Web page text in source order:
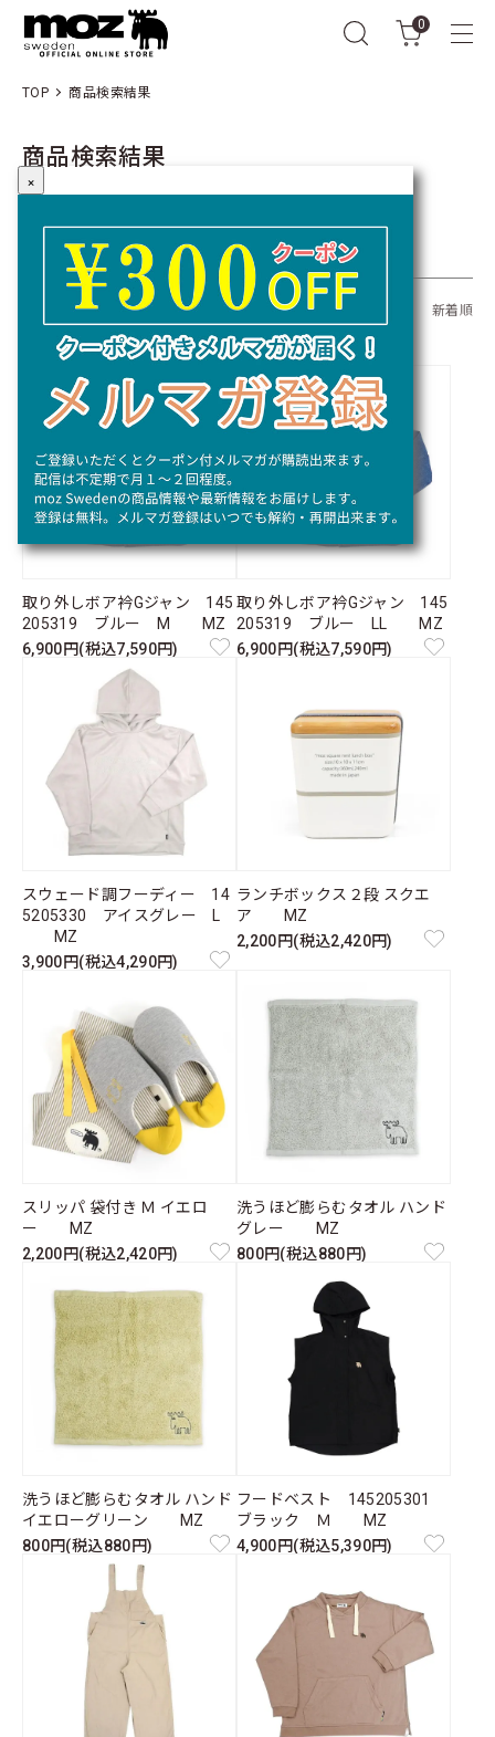
0
TOP 商品検索結果
商品検索結果
全309商品 おすすめ順 新着順
取り外しボア衿Gジャン 145
205319 ブルー M MZ
6,900円(税込7,590円)
取り外しボア衿Gジャン 145
205319 ブルー LL MZ
6,900円(税込7,590円)
スウェード調フーディー 14
5205330 アイスグレー L
MZ
3,900円(税込4,290円)
ランチボックス２段 スクエ
ア MZ
2,200円(税込2,420円)
スリッパ 袋付き Ｍ イエロ
ー MZ
2,200円(税込2,420円)
洗うほど膨らむタオル ハンド
グレー MZ
800円(税込880円)
洗うほど膨らむタオル ハンド
イエローグリーン MZ
800円(税込880円)
フードベスト 145205301
ブラック Ｍ MZ
4,900円(税込5,390円)
×